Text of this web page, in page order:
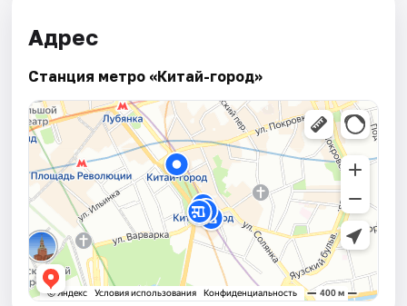
Адрес
Станция метро «Китай-город»